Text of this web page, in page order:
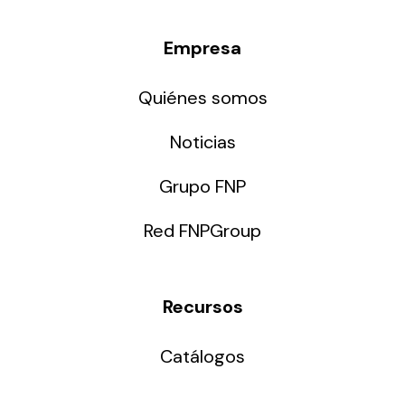
Empresa
Quiénes somos
Noticias
Grupo FNP
Red FNPGroup
Recursos
Catálogos